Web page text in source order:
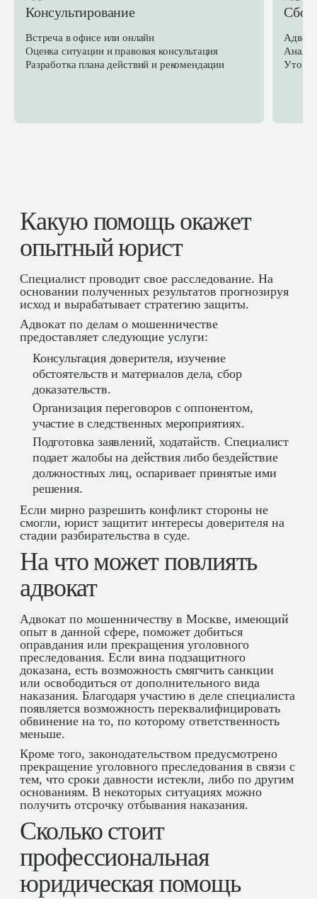
Консультирование
Встреча в офисе или онлайн
Оценка ситуации и правовая консультация
Разработка плана действий и рекомендации
Какую помощь окажет
опытный юрист
Специалист проводит свое расследование. На
основании полученных результатов прогнозируя
исход и вырабатывает стратегию защиты.
Адвокат по делам о мошенничестве
предоставляет следующие услуги:
Консультация доверителя, изучение
обстоятельств и материалов дела, сбор
доказательств.
Организация переговоров с оппонентом,
участие в следственных мероприятиях.
Подготовка заявлений, ходатайств. Специалист
подает жалобы на действия либо бездействие
должностных лиц, оспаривает принятые ими
решения.
Если мирно разрешить конфликт стороны не
смогли, юрист защитит интересы доверителя на
стадии разбирательства в суде.
На что может повлиять
адвокат
Адвокат по мошенничеству в Москве, имеющий
опыт в данной сфере, поможет добиться
оправдания или прекращения уголовного
преследования. Если вина подзащитного
доказана, есть возможность смягчить санкции
или освободиться от дополнительного вида
наказания. Благодаря участию в деле специалиста
появляется возможность переквалифицировать
обвинение на то, по которому ответственность
меньше.
Кроме того, законодательством предусмотрено
прекращение уголовного преследования в связи с
тем, что сроки давности истекли, либо по другим
основаниям. В некоторых ситуациях можно
получить отсрочку отбывания наказания.
Сколько стоит
профессиональная
юридическая помощь